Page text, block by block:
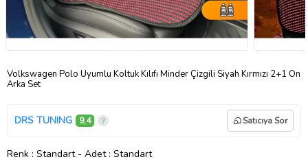
Volkswagen Polo Uyumlu Koltuk Kılıfı Minder Çizgili Siyah Kırmızı 2+1 Ön
Arka Set
DRS TUNING 9,4 Satıcıya Sor
Renk : Standart- Adet : Standart